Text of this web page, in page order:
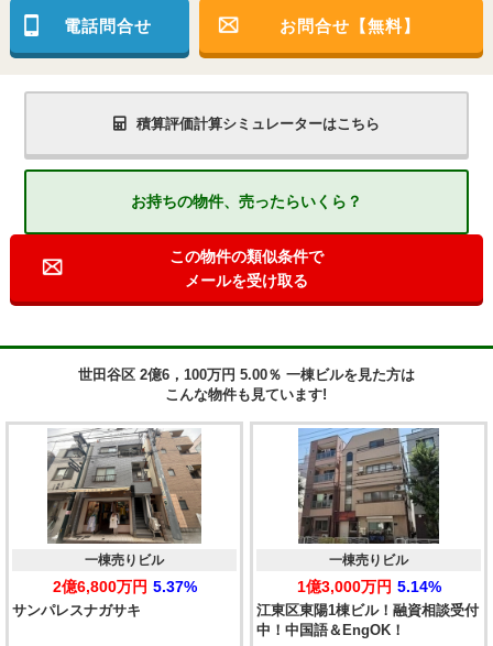
電話問合せ お問合せ【無料】
積算評価計算シミュレーターはこちら
お持ちの物件、売ったらいくら？
この物件の類似条件で
メールを受け取る
世田谷区 2億6，100万円 5.00％ 一棟ビルを見た方は
こんな物件も見ています!
サンパレスナガサキ
一棟売りビル
2億6,800万円 5.37%
江東区東陽1棟ビル！融資相談受付
中！中国語＆EngOK！
一棟売りビル
1億3,000万円 5.14%